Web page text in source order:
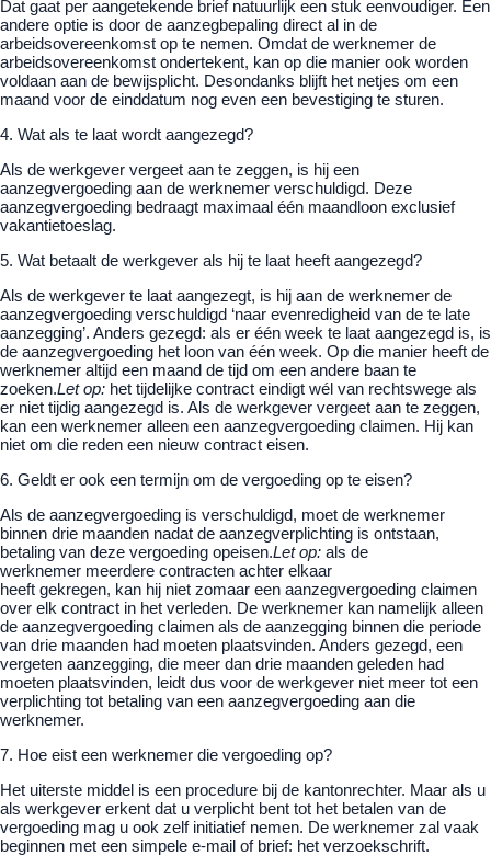
Dat gaat per aangetekende brief natuurlijk een stuk eenvoudiger. Een
andere optie is door de aanzegbepaling direct al in de
arbeidsovereenkomst op te nemen. Omdat de werknemer de
arbeidsovereenkomst ondertekent, kan op die manier ook worden
voldaan aan de bewijsplicht. Desondanks blijft het netjes om een
maand voor de einddatum nog even een bevestiging te sturen.
4. Wat als te laat wordt aangezegd?
Als de werkgever vergeet aan te zeggen, is hij een
aanzegvergoeding aan de werknemer verschuldigd. Deze
aanzegvergoeding bedraagt maximaal één maandloon exclusief
vakantietoeslag.
5. Wat betaalt de werkgever als hij te laat heeft aangezegd?
Als de werkgever te laat aangezegt, is hij aan de werknemer de
aanzegvergoeding verschuldigd ‘naar evenredigheid van de te late
aanzegging’. Anders gezegd: als er één week te laat aangezegd is, is
de aanzegvergoeding het loon van één week. Op die manier heeft de
werknemer altijd een maand de tijd om een andere baan te
zoeken.Let op: het tijdelijke contract eindigt wél van rechtswege als
er niet tijdig aangezegd is. Als de werkgever vergeet aan te zeggen,
kan een werknemer alleen een aanzegvergoeding claimen. Hij kan
niet om die reden een nieuw contract eisen.
6. Geldt er ook een termijn om de vergoeding op te eisen?
Als de aanzegvergoeding is verschuldigd, moet de werknemer
binnen drie maanden nadat de aanzegverplichting is ontstaan,
betaling van deze vergoeding opeisen.Let op: als de
werknemer meerdere contracten achter elkaar
heeft gekregen, kan hij niet zomaar een aanzegvergoeding claimen
over elk contract in het verleden. De werknemer kan namelijk alleen
de aanzegvergoeding claimen als de aanzegging binnen die periode
van drie maanden had moeten plaatsvinden. Anders gezegd, een
vergeten aanzegging, die meer dan drie maanden geleden had
moeten plaatsvinden, leidt dus voor de werkgever niet meer tot een
verplichting tot betaling van een aanzegvergoeding aan die
werknemer.
7. Hoe eist een werknemer die vergoeding op?
Het uiterste middel is een procedure bij de kantonrechter. Maar als u
als werkgever erkent dat u verplicht bent tot het betalen van de
vergoeding mag u ook zelf initiatief nemen. De werknemer zal vaak
beginnen met een simpele e-mail of brief: het verzoekschrift.